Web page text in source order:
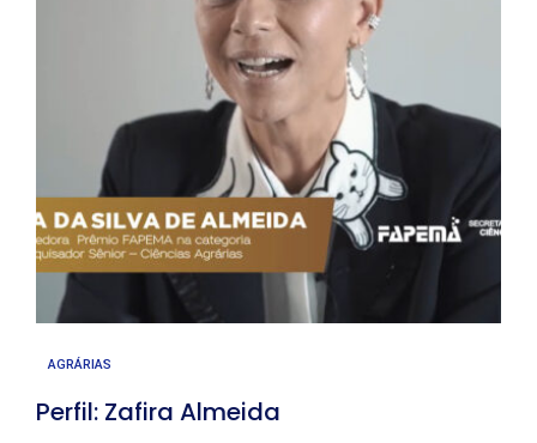
AGRÁRIAS
Perfil: Zafira Almeida